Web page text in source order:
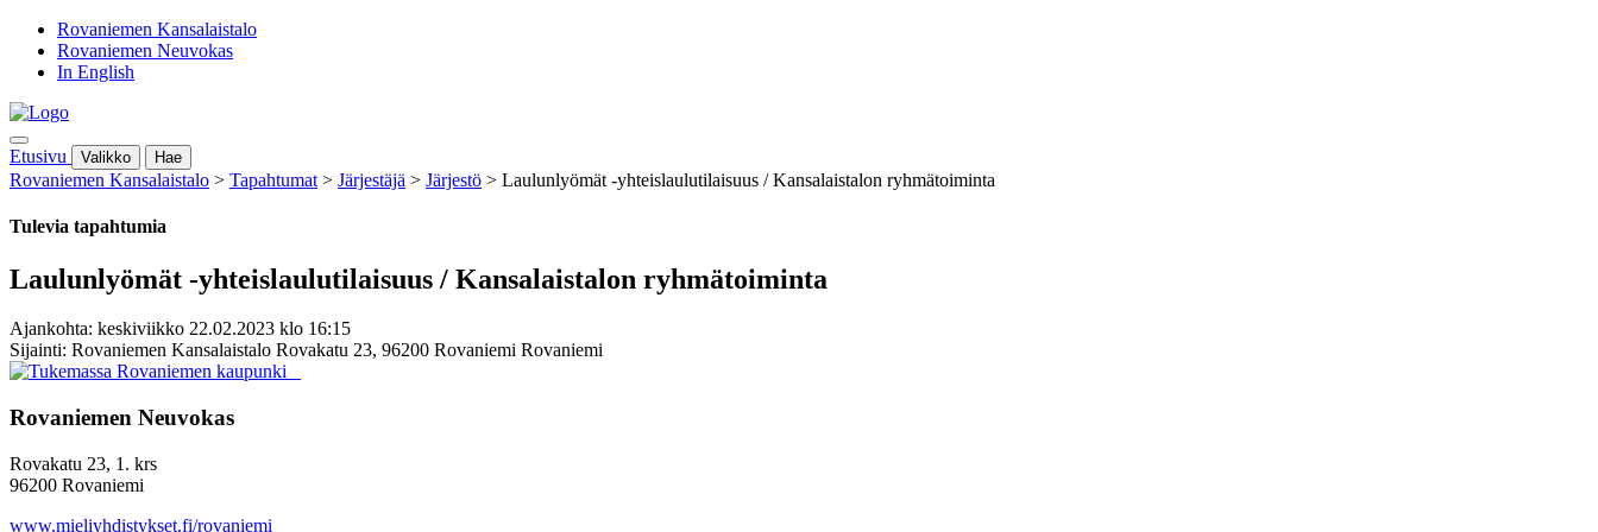
Rovaniemen Kansalaistalo
Rovaniemen Neuvokas
In English
Etusivu Valikko Hae
Rovaniemen Kansalaistalo > Tapahtumat > Järjestäjä > Järjestö > Laulunlyömät -yhteislaulutilaisuus / Kansalaistalon ryhmätoiminta
Tulevia tapahtumia
Laulunlyömät -yhteislaulutilaisuus / Kansalaistalon ryhmätoiminta
Ajankohta: keskiviikko 22.02.2023 klo 16:15
Sijainti: Rovaniemen Kansalaistalo Rovakatu 23, 96200 Rovaniemi Rovaniemi
Rovaniemen Neuvokas
Rovakatu 23, 1. krs
96200 Rovaniemi
www.mieliyhdistykset.fi/rovaniemi